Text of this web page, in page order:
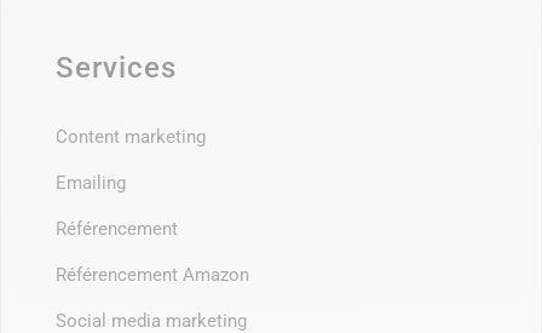
Services
Content marketing
Emailing
Référencement
Référencement Amazon
Social media marketing